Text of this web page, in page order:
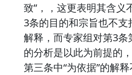
致”，，这更表明其含义
3条的目的和宗旨也不支
解释，而专家组对第3条
的分析是以此为前提的
第三条中“为依据”的解